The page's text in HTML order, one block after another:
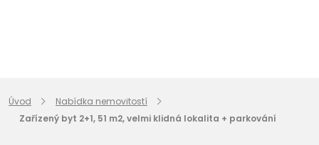
Úvod
Nabídka nemovitostí
Zařízený byt 2+1, 51 m2, velmi klidná lokalita + parkování